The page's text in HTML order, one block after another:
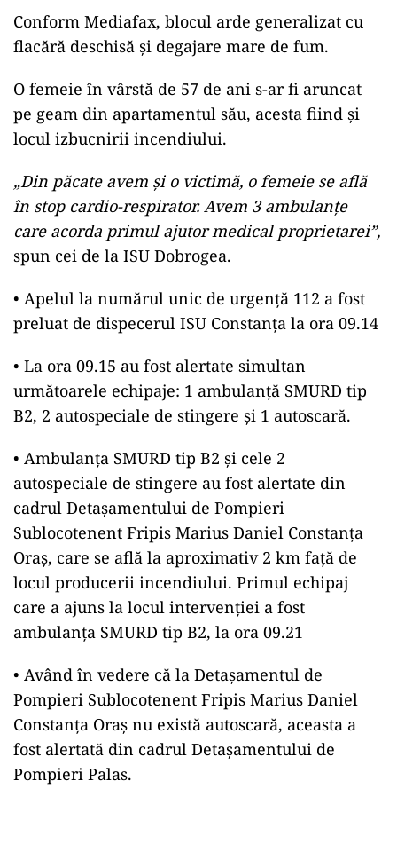
Conform Mediafax, blocul arde generalizat cu
flacără deschisă și degajare mare de fum.
O femeie în vârstă de 57 de ani s-ar fi aruncat
pe geam din apartamentul său, acesta fiind și
locul izbucnirii incendiului.
„Din păcate avem și o victimă, o femeie se află
în stop cardio-respirator. Avem 3 ambulanțe
care acorda primul ajutor medical proprietarei”,
spun cei de la ISU Dobrogea.
• Apelul la numărul unic de urgență 112 a fost
preluat de dispecerul ISU Constanța la ora 09.14
• La ora 09.15 au fost alertate simultan
următoarele echipaje: 1 ambulanță SMURD tip
B2, 2 autospeciale de stingere și 1 autoscară.
• Ambulanța SMURD tip B2 și cele 2
autospeciale de stingere au fost alertate din
cadrul Detașamentului de Pompieri
Sublocotenent Fripis Marius Daniel Constanța
Oraș, care se află la aproximativ 2 km față de
locul producerii incendiului. Primul echipaj
care a ajuns la locul intervenției a fost
ambulanța SMURD tip B2, la ora 09.21
• Având în vedere că la Detașamentul de
Pompieri Sublocotenent Fripis Marius Daniel
Constanța Oraș nu există autoscară, aceasta a
fost alertată din cadrul Detașamentului de
Pompieri Palas.